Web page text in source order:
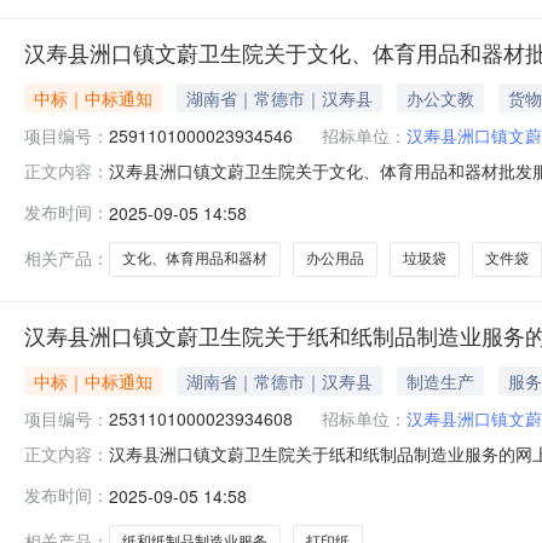
汉寿县洲口镇文蔚卫生院关于文化、体育用品和器材
中标｜中标通知 湖南省｜常德市｜汉寿县 办公文教
货物
项目编号： 2591101000023934546 招标单位： 汉寿县洲口镇文
正文内容： 汉寿县洲口镇文蔚卫生院关于文化、体育用品和器材批
行政区划编码:430722项目所在行政区划名称:湖南省常
发布时间： 2025-09-05 14:58
相关产品：
文化、体育用品和器材 办公用品 垃圾袋 文件袋
汉寿县洲口镇文蔚卫生院关于纸和纸制品制造业服务
中标｜中标通知 湖南省｜常德市｜汉寿县 制造生产
服务
项目编号： 2531101000023934608 招标单位： 汉寿县洲口镇文
正文内容： 汉寿县洲口镇文蔚卫生院关于纸和纸制品制造业服务的
码:430722项目所在行政区划名称:湖南省常德市汉寿县
发布时间： 2025-09-05 14:58